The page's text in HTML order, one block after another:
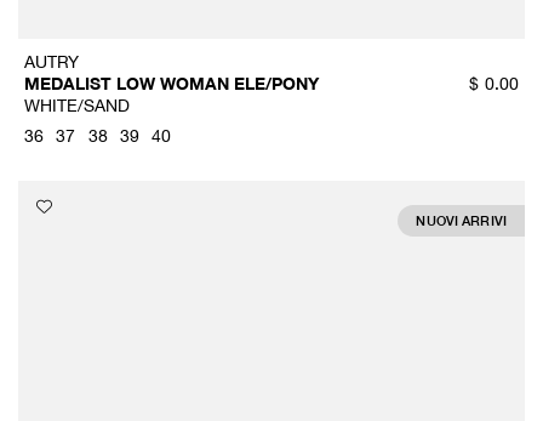
AUTRY
MEDALIST LOW WOMAN ELE/PONY
WHITE/SAND
$ 0.00
36 37 38 39 40
NUOVI ARRIVI